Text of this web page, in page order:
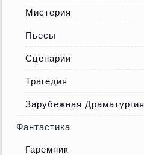
Мистерия
Пьесы
Сценарии
Трагедия
Зарубежная Драматургия
Фантастика
Гаремник